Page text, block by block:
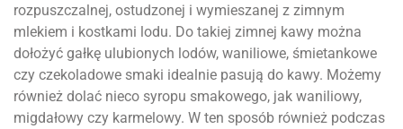
rozpuszczalnej, ostudzonej i wymieszanej z zimnym
mlekiem i kostkami lodu. Do takiej zimnej kawy można
dołożyć gałkę ulubionych lodów, waniliowe, śmietankowe
czy czekoladowe smaki idealnie pasują do kawy. Możemy
również dolać nieco syropu smakowego, jak waniliowy,
migdałowy czy karmelowy. W ten sposób również podczas